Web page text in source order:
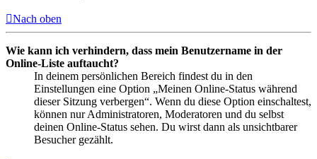
Nach oben
Wie kann ich verhindern, dass mein Benutzername in der
Online-Liste auftaucht?
In deinem persönlichen Bereich findest du in den
Einstellungen eine Option „Meinen Online-Status während
dieser Sitzung verbergen“. Wenn du diese Option einschaltest,
können nur Administratoren, Moderatoren und du selbst
deinen Online-Status sehen. Du wirst dann als unsichtbarer
Besucher gezählt.